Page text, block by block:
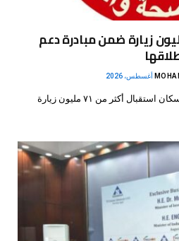
الصحة: ٧١ مليون زيارة ضمن مبادرة دعم
أعلنت وزارة الصحة والسكان استقبال أكثر من ٧١ مليون زيارة